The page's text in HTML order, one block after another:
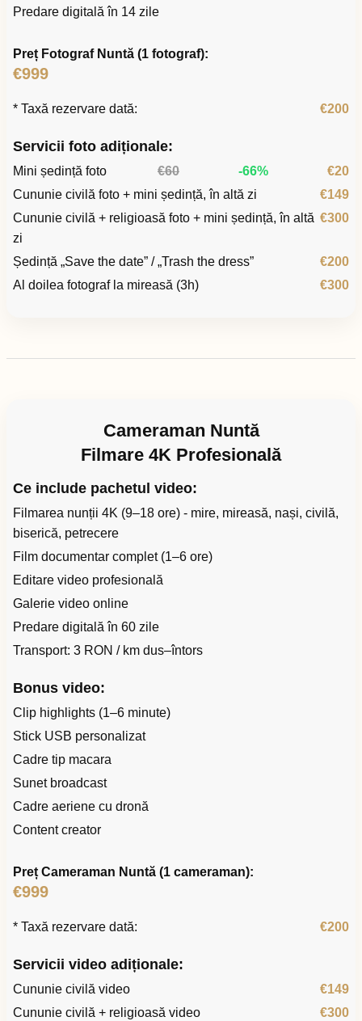
Predare digitală în 14 zile
Preț Fotograf Nuntă (1 fotograf):
€999
* Taxă rezervare dată: €200
Servicii foto adiționale:
Mini ședință foto €60 -66%
€20
Cununie civilă foto + mini ședință, în altă zi
€149
Cununie civilă + religioasă foto + mini ședință, în altă
zi
€300
Ședință „Save the date” / „Trash the dress”
€200
Al doilea fotograf la mireasă (3h)
€300
Cameraman Nuntă
Filmare 4K Profesională
Ce include pachetul video:
Filmarea nunții 4K (9–18 ore) - mire, mireasă, nași, civilă,
biserică, petrecere
Film documentar complet (1–6 ore)
Editare video profesională
Galerie video online
Predare digitală în 60 zile
Transport: 3 RON / km dus–întors
Bonus video:
Clip highlights (1–6 minute)
Stick USB personalizat
Cadre tip macara
Sunet broadcast
Cadre aeriene cu dronă
Content creator
Preț Cameraman Nuntă (1 cameraman):
€999
* Taxă rezervare dată: €200
Servicii video adiționale:
Cununie civilă video
€149
Cununie civilă + religioasă video
€300